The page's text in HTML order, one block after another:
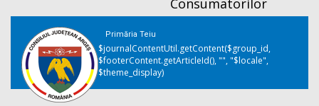
Consumatorilor
Primăria Teiu
$journalContentUtil.getContent($group_id,
$footerContent.getArticleId(), "", "$locale",
$theme_display)